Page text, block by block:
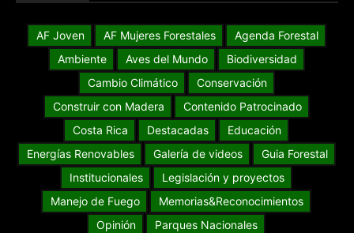
AF Joven AF Mujeres Forestales
Agenda Forestal
Ambiente
Aves del Mundo
Biodiversidad
Cambio Climático
Conservación
Construir con Madera
Contenido Patrocinado
Costa Rica
Destacadas
Educación
Energías Renovables
Galería de videos
Guia Forestal
Institucionales
Legislación y proyectos
Manejo de Fuego
Memorias&Reconocimientos
Opinión
Parques Nacionales